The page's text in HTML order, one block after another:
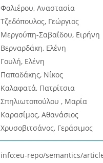
Φαλιέρου, Αναστασία
Τζεδόπουλος, Γεώργιος
Μεργούπη-Σαβαΐδου, Ειρήνη
Βερναρδάκη, Ελένη
Γουλή, Ελένη
Παπαδάκης, Νίκος
Καλαφατά, Πατρίτσια
Σπηλιωτοπούλου , Μαρία
Καρασίμος, Αθανάσιος
Χρυσοβιτσάνος, Γεράσιμος
info:eu-repo/semantics/